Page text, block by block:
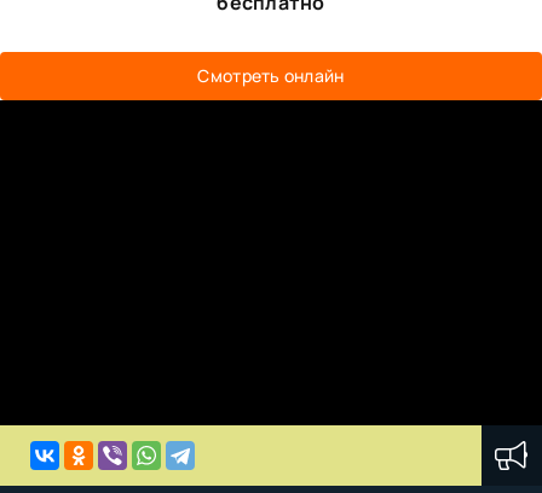
Смотреть онлайн